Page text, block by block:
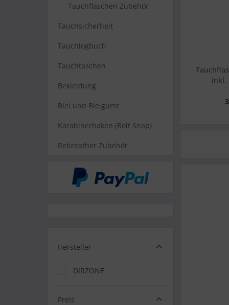
Tauchflaschen Zubehör
Tauchsicherheit
Tauchlogbuch
Tauchtaschen
Bekleidung
Blei und Bleigurte
Karabinerhaken (Bolt Snap)
Rebreather Zubehör
Hersteller
DIRZONE
Preis
inkl.